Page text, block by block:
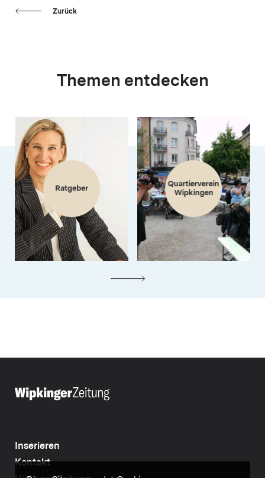
Zurück
Themen entdecken
Ratgeber
Quartierverein
Wipkingen
Inserieren
Kontakt